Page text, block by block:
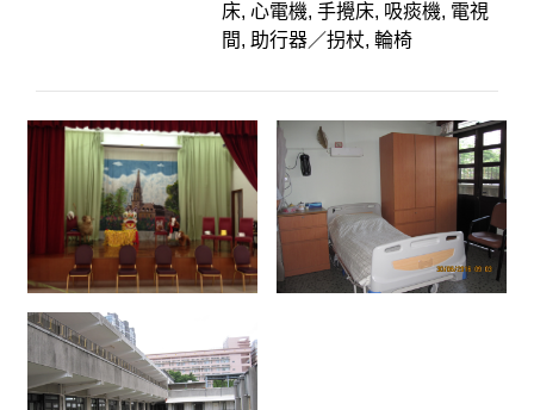
床, 心電機, 手攪床, 吸痰機, 電視
間, 助行器／拐杖, 輪椅